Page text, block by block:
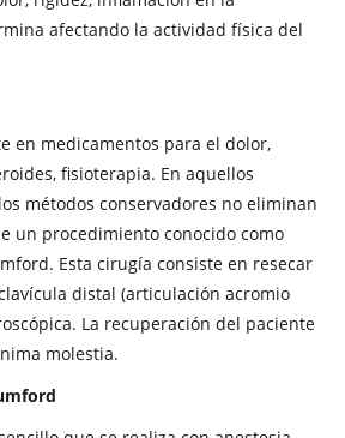
afectando la actividad física del
en medicamentos para el dolor,
fisioterapia. En aquellos
métodos conservadores no eliminan
un procedimiento conocido como
Esta cirugía consiste en resecar
distal (articulación acromio
La recuperación del paciente
molestia.